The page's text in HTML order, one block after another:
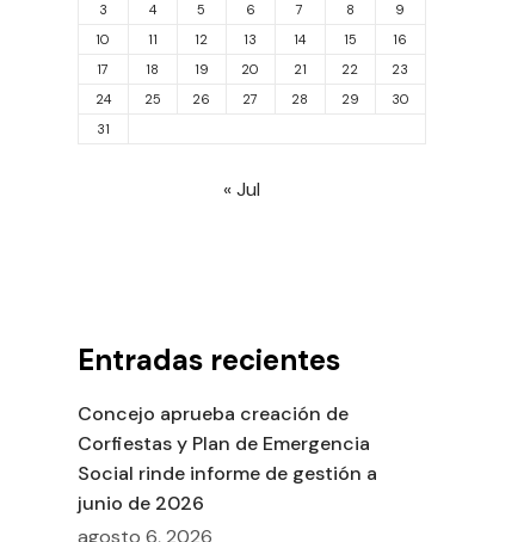
3
4 5 6 7 8
9
10
11 12 13 14 15
16
17
18 19 20 21 22
23
24
25 26 27 28 29
30
31
« Jul
Entradas recientes
Concejo aprueba creación de
Corfiestas y Plan de Emergencia
Social rinde informe de gestión a
junio de 2026
agosto 6, 2026